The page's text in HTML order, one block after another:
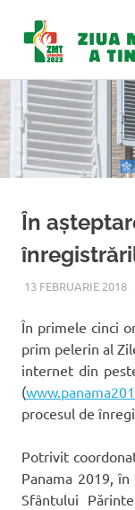
la
conținut
În
13 FEBRUARIE 2018
În primele cinci
prim pelerin al
internet din
(
procesul de
Potrivit
Panama 2019,
Sfântului